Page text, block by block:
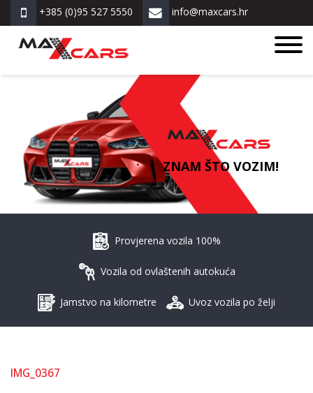
+385 (0)95 527 5550 info@maxcars.hr
ZNAM ŠTO VOZIM!
Provjerena vozila 100%
Vozila od ovlaštenih autokuća
Jamstvo na kilometre Uvoz vozila po želji
IMG_0367